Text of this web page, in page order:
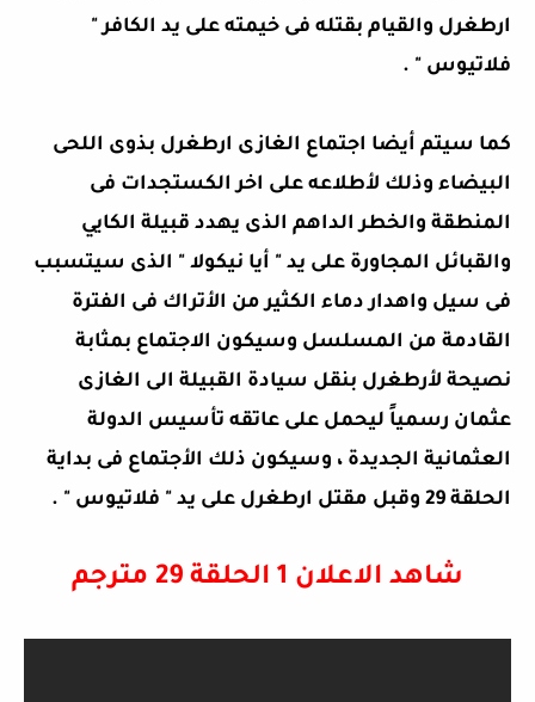
ارطغرل والقيام بقتله فى خيمته على يد الكافر "
فلاتيوس " .
كما سيتم أيضا اجتماع الغازى ارطغرل بذوى اللحى
البيضاء وذلك لأطلاعه على اخر الكستجدات فى
المنطقة والخطر الداهم الذى يهدد قبيلة الكايي
والقبائل المجاورة على يد " أيا نيكولا " الذى سيتسبب
فى سيل واهدار دماء الكثير من الأتراك فى الفترة
القادمة من المسلسل وسيكون الاجتماع بمثابة
نصيحة لأرطغرل بنقل سيادة القبيلة الى الغازى
عثمان رسمياً ليحمل على عاتقه تأسيس الدولة
العثمانية الجديدة ، وسيكون ذلك الأجتماع فى بداية
الحلقة 29 وقبل مقتل ارطغرل على يد " فلاتيوس " .
شاهد الاعلان 1 الحلقة 29 مترجم